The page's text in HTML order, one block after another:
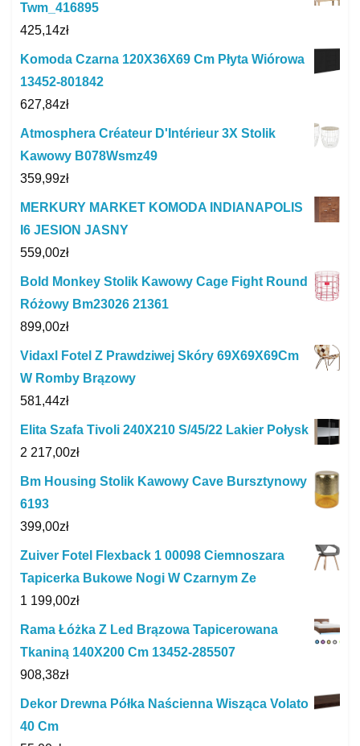
Twm_416895
425,14zł
Komoda Czarna 120X36X69 Cm Płyta Wiórowa
13452-801842
627,84zł
Atmosphera Créateur D'Intérieur 3X Stolik
Kawowy B078Wsmz49
359,99zł
MERKURY MARKET KOMODA INDIANAPOLIS
I6 JESION JASNY
559,00zł
Bold Monkey Stolik Kawowy Cage Fight Round
Różowy Bm23026 21361
899,00zł
Vidaxl Fotel Z Prawdziwej Skóry 69X69X69Cm
W Romby Brązowy
581,44zł
Elita Szafa Tivoli 240X210 S/45/22 Lakier Połysk
2 217,00zł
Bm Housing Stolik Kawowy Cave Bursztynowy
6193
399,00zł
Zuiver Fotel Flexback 1 00098 Ciemnoszara
Tapicerka Bukowe Nogi W Czarnym Ze
1 199,00zł
Rama Łóżka Z Led Brązowa Tapicerowana
Tkaniną 140X200 Cm 13452-285507
908,38zł
Dekor Drewna Półka Naścienna Wisząca Volato
40 Cm